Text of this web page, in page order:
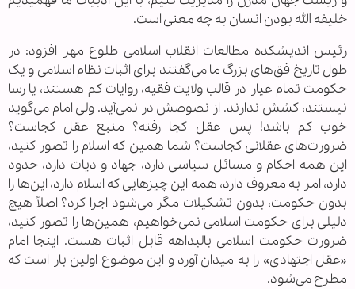
خلیفه الله بودن انسان به چه معنی است.
رئیس اندیشکده مطالعات انقلاب اسلامی طلوع مهر افزود: در
طول تاریخ فق‌های بزرگ ما می‌گفتند برای اثبات نظام اسلامی و یک
حکومت تمام عیار در قالب ولایت فقیه، روایات کم هستند، یا رسا
نیستند، کشش ندارند. از نصوصش در نمی‌آید. ولی امام می‌گوید
خوب کم باشد! پس عقل کجا رفته؟ منبع عقل کجاست؟
ضرورت‌های عقلانی کجاست؟ شما همین که اسلام را تصور کنید،
این همه احکام و مسائل سیاسی دارد، جهاد و دیات دارد، حدود
دارد، امر به معروف دارد، همه این چیز‌هایی که اسلام دارد، این‌ها را
بدون حکومت، بدون تشکیلات مگر می‌شود اجرا کرد؟ اصلاً هیچ
دلیلی برای حکومت اسلامی نمی‌خواهیم، همین‌ها را تصور کنید،
ضرورت حکومت اسلامی بالبداهه قابل اثبات هست. اینجا امام
«عقل اجتهادی» را به میدان آورد و این موضوع اولین بار است که
مطرح می‌شود.